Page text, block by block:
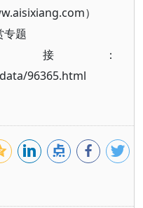
）
专题
接：
96365.html